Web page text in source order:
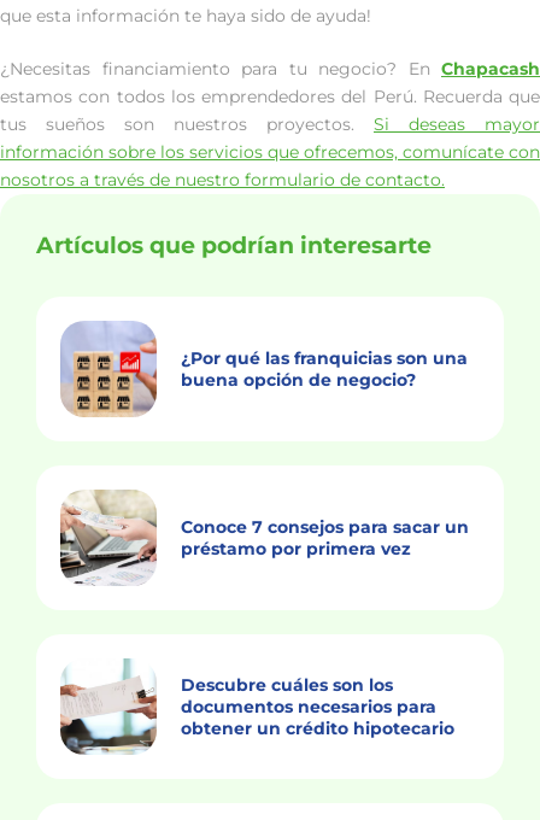
que esta información te haya sido de ayuda!
¿Necesitas financiamiento para tu negocio? En Chapacash
estamos con todos los emprendedores del Perú. Recuerda que
tus sueños son nuestros proyectos. Si deseas mayor
información sobre los servicios que ofrecemos, comunícate con
nosotros a través de nuestro formulario de contacto.
Artículos que podrían interesarte
¿Por qué las franquicias son una
buena opción de negocio?
Conoce 7 consejos para sacar un
préstamo por primera vez
Descubre cuáles son los
documentos necesarios para
obtener un crédito hipotecario